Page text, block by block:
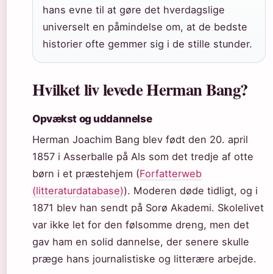
hans evne til at gøre det hverdagslige
universelt en påmindelse om, at de bedste
historier ofte gemmer sig i de stille stunder.
Hvilket liv levede Herman Bang?
Opvækst og uddannelse
Herman Joachim Bang blev født den 20. april
1857 i Asserballe på Als som det tredje af otte
børn i et præstehjem (Forfatterweb
(litteraturdatabase)). Moderen døde tidligt, og i
1871 blev han sendt på Sorø Akademi. Skolelivet
var ikke let for den følsomme dreng, men det
gav ham en solid dannelse, der senere skulle
præge hans journalistiske og litterære arbejde.